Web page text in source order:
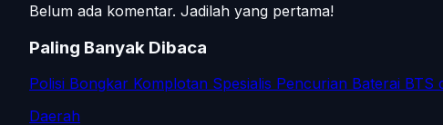
Belum ada komentar. Jadilah yang pertama!
Paling Banyak Dibaca
Polisi Bongkar Komplotan Spesialis Pencurian Baterai BTS
Daerah